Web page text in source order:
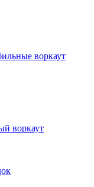
воркаут
воркаут